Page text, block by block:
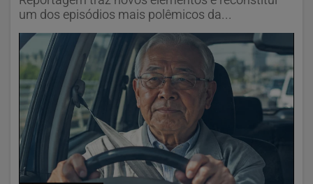
um dos episódios mais polêmicos da...